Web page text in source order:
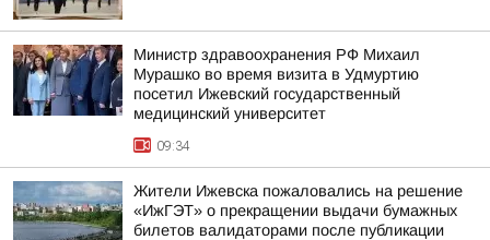
Министр здравоохранения РФ Михаил
Мурашко во время визита в Удмуртию
посетил Ижевский государственный
медицинский университет
09:34
Жители Ижевска пожаловались на решение
«ИжГЭТ» о прекращении выдачи бумажных
билетов валидаторами после публикации